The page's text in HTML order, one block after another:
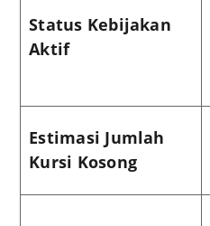
Status Kebijakan
Aktif
Estimasi Jumlah
Kursi Kosong